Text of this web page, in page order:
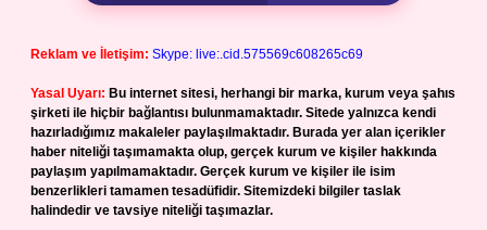
Reklam ve İletişim: Skype: live:.cid.575569c608265c69
Yasal Uyarı: Bu internet sitesi, herhangi bir marka, kurum veya şahıs
şirketi ile hiçbir bağlantısı bulunmamaktadır. Sitede yalnızca kendi
hazırladığımız makaleler paylaşılmaktadır. Burada yer alan içerikler
haber niteliği taşımamakta olup, gerçek kurum ve kişiler hakkında
paylaşım yapılmamaktadır. Gerçek kurum ve kişiler ile isim
benzerlikleri tamamen tesadüfidir. Sitemizdeki bilgiler taslak
halindedir ve tavsiye niteliği taşımazlar.